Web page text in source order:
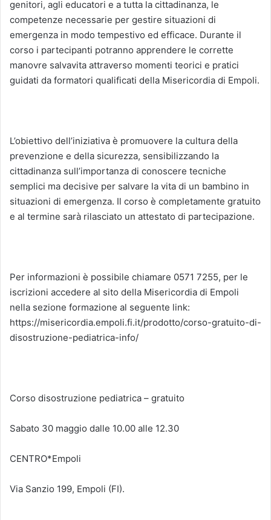
genitori, agli educatori e a tutta la cittadinanza, le
competenze necessarie per gestire situazioni di
emergenza in modo tempestivo ed efficace. Durante il
corso i partecipanti potranno apprendere le corrette
manovre salvavita attraverso momenti teorici e pratici
guidati da formatori qualificati della Misericordia di Empoli.
L’obiettivo dell’iniziativa è promuovere la cultura della
prevenzione e della sicurezza, sensibilizzando la
cittadinanza sull’importanza di conoscere tecniche
semplici ma decisive per salvare la vita di un bambino in
situazioni di emergenza. Il corso è completamente gratuito
e al termine sarà rilasciato un attestato di partecipazione.
Per informazioni è possibile chiamare 0571 7255, per le
iscrizioni accedere al sito della Misericordia di Empoli
nella sezione formazione al seguente link:
https://misericordia.empoli.fi.it/prodotto/corso-gratuito-di-
disostruzione-pediatrica-info/
Corso disostruzione pediatrica – gratuito
Sabato 30 maggio dalle 10.00 alle 12.30
CENTRO*Empoli
Via Sanzio 199, Empoli (FI).